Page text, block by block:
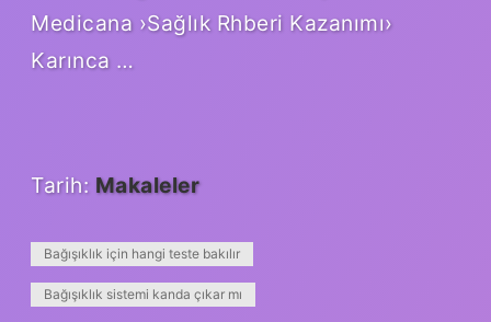
Medicana ›Sağlık Rhberi Kazanımı›
Karınca …
Tarih: Makaleler
Bağışıklık için hangi teste bakılır
Bağışıklık sistemi kanda çıkar mı